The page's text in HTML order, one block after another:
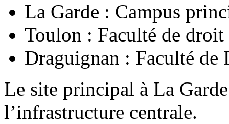
La Garde : Campus
Toulon : Faculté de
Draguignan : Faculté
Le site principal à La
l’infrastructure centrale.